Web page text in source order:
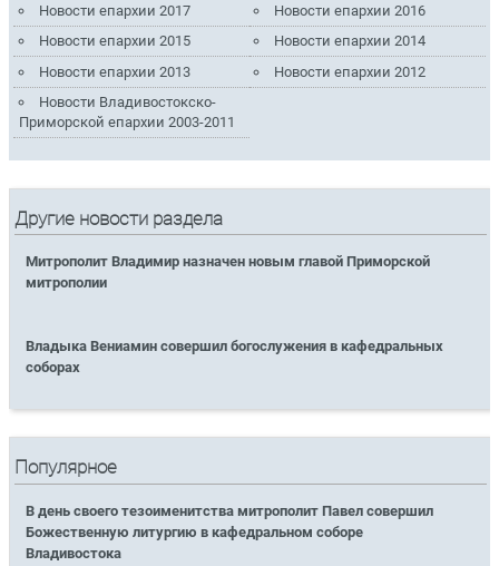
Новости епархии 2017
Новости епархии 2016
Новости епархии 2015
Новости епархии 2014
Новости епархии 2013
Новости епархии 2012
Новости Владивостокско-
Приморской епархии 2003-2011
Другие новости раздела
Митрополит Владимир назначен новым главой Приморской
митрополии
Владыка Вениамин совершил богослужения в кафедральных
соборах
Популярное
В день своего тезоименитства митрополит Павел совершил
Божественную литургию в кафедральном соборе
Владивостока